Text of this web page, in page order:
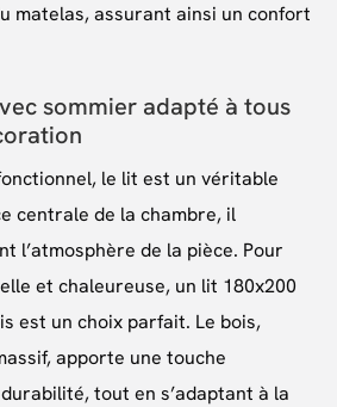
matelas, assurant ainsi un confort
sommier adapté à tous
le lit est un véritable
centrale de la chambre, il
l’atmosphère de la pièce. Pour
et chaleureuse, un lit 180x200
est un choix parfait. Le bois,
apporte une touche
tout en s’adaptant à la